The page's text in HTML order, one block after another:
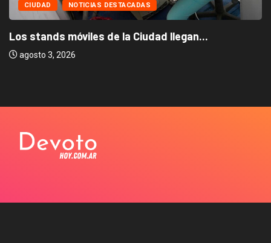
CIUDAD NOTICIAS DESTACADAS
Los stands móviles de la Ciudad llegan...
agosto 3, 2026